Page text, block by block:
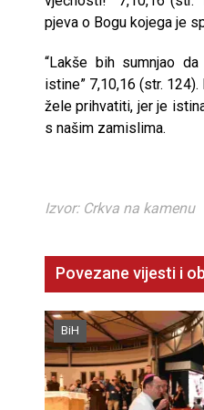
pjeva o Bogu kojega je
“Lakše bih sumnjao
istine” 7,10,16 (str.
žele prihvatiti, jer je
s našim zamislima.
Izvor: Crkva na kamenu
Povezane vijesti i
BiH